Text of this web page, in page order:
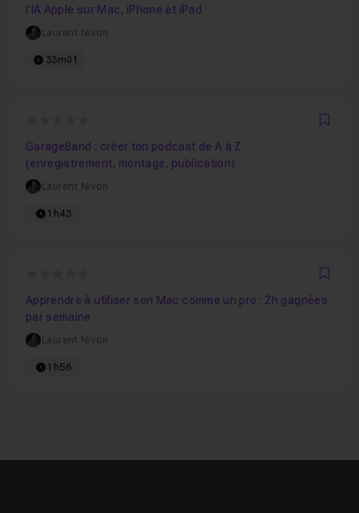
l'IA Apple sur Mac, iPhone et iPad
Laurent Nivon
33m01
GarageBand : créer ton podcast de A à Z
(enregistrement, montage, publication)
Laurent Nivon
1h43
Apprendre à utiliser son Mac comme un pro : 2h gagnées
par semaine
Laurent Nivon
1h56